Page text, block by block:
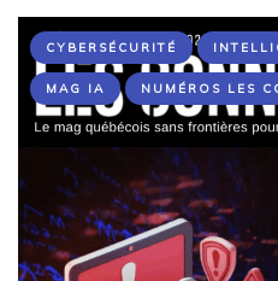
CYBERSÉCURITÉ
MAG IA NUMÉROS LES